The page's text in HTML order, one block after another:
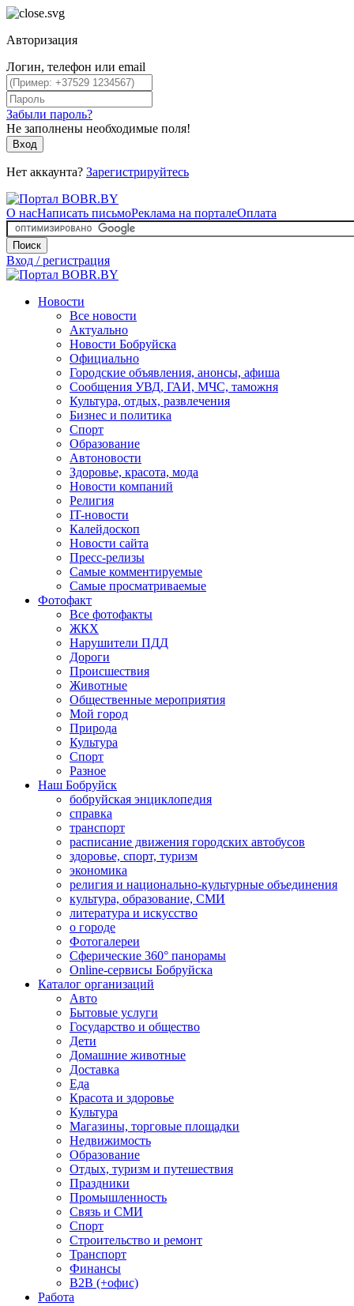
Авторизация
Логин, телефон или email
Забыли пароль?
Не заполнены необходимые поля!
Вход
Нет аккаунта? Зарегистрируйтесь
О насНаписать письмоРеклама на порталеОплата
Поиск
Вход / регистрация
Новости
Все новости
Актуально
Новости Бобруйска
Официально
Городские объявления, анонсы, афиша
Сообщения УВД, ГАИ, МЧС, таможня
Культура, отдых, развлечения
Бизнес и политика
Спорт
Образование
Автоновости
Здоровье, красота, мода
Новости компаний
Религия
IT-новости
Калейдоскоп
Новости сайта
Пресс-релизы
Самые комментируемые
Самые просматриваемые
Фотофакт
Все фотофакты
ЖКХ
Нарушители ПДД
Дороги
Происшествия
Животные
Общественные мероприятия
Мой город
Природа
Культура
Спорт
Разное
Наш Бобруйск
бобруйская энциклопедия
справка
транспорт
расписание движения городских автобусов
здоровье, спорт, туризм
экономика
религия и национально-культурные объединения
культура, образование, СМИ
литература и искусство
о городе
Фотогалереи
Сферические 360° панорамы
Online-сервисы Бобруйска
Каталог организаций
Авто
Бытовые услуги
Государство и общество
Дети
Домашние животные
Доставка
Еда
Красота и здоровье
Культура
Магазины, торговые площадки
Недвижимость
Образование
Отдых, туризм и путешествия
Праздники
Промышленность
Связь и СМИ
Спорт
Строительство и ремонт
Транспорт
Финансы
B2B (+офис)
Работа